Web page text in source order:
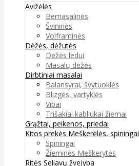
Avižėlės
Bemasalinės
Švininės
Volframinės
Dėžės, dėžutės
Dėžės ledui
Masalų dėžės
Dirbtiniai masalai
Balansyrai, švytuoklės
Blizgės, vartyklės
Vibai
Trišakiai kabliukai žiemai
Grąžtai, peikenos, priedai
Kitos prekės Meškerėlės, spiningai
Spiningai
Žieminės Meškerytės
Ritės Seliavų žvejyba